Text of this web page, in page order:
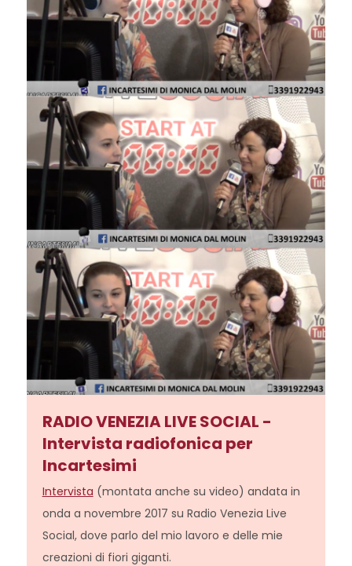
RADIO VENEZIA LIVE SOCIAL -
Intervista radiofonica per
Incartesimi
Intervista (montata anche su video) andata in
onda a novembre 2017 su Radio Venezia Live
Social, dove parlo del mio lavoro e delle mie
creazioni di fiori giganti.